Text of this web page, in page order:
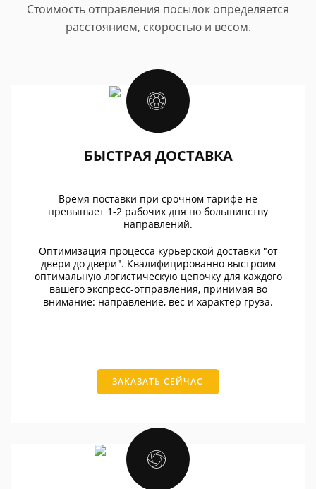
Стоимость отправления посылок определяется
расстоянием, скоростью и весом.
БЫСТРАЯ ДОСТАВКА
Время поставки при срочном тарифе не
превышает 1-2 рабочих дня по большинству
направлений.
Оптимизация процесса курьерской доставки "от
двери до двери". Квалифицированно выстроим
оптимальную логистическую цепочку для каждого
вашего экспресс-отправления, принимая во
внимание: направление, вес и характер груза.
ЗАКАЗАТЬ СЕЙЧАС